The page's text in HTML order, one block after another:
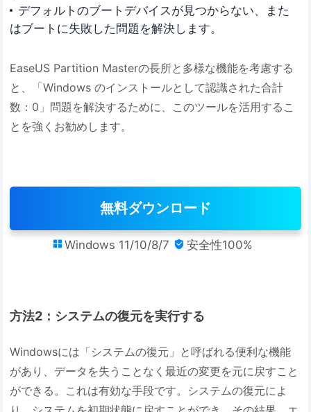
デフォルトのブートデバイスが見つからない、また
はブートに失敗した問題を解決します。
EaseUS Partition Masterの長所と多様な機能を考慮する
と、「Windows のインストールとして認識された合計
数：0」問題を解決するために、このツールを活用するこ
とを強くお勧めします。
無料ダウンロード
 Windows 11/10/8/7  安全性100%
方法2：システムの復元を実行する
Windowsには「システムの復元」と呼ばれる便利な機能
があり、データを失うことなく最近の変更を元に戻すこと
ができる。これは有効な手段です。システムの復元によ